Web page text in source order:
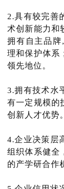
2.具有较完善
术创新能力和
拥有自主品
理和保护体系
领先地位。
3.拥有技术水
有一定规模的
创新人才优势。
4.企业决策层
组织体系健全
的产学研合作